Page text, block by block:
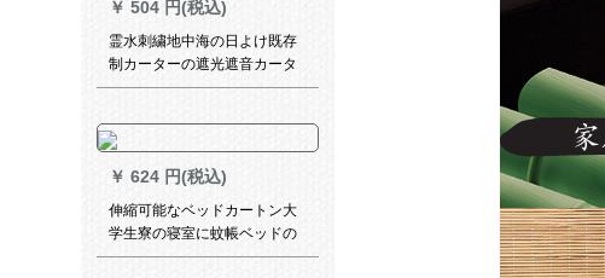
窓窓窓ガラス95%遮光3.5枚
*2.6高-フューク
￥ 504 円(税込)
霊水刺繍地中海の日よけ既存
制カーターの遮光遮音カータ
ーターテーンカーンンダンカ
リングリングリングのカーリ
ングリングリングリングリン
グリングリングのための窓寝
室リングリングリングリング
リングリングの窓ガラスガラ
￥ 624 円(税込)
伸縮可能なベッドカートン大
学生寮の寝室に蚊帳ベッドの
カーターテンを下に置いて遮